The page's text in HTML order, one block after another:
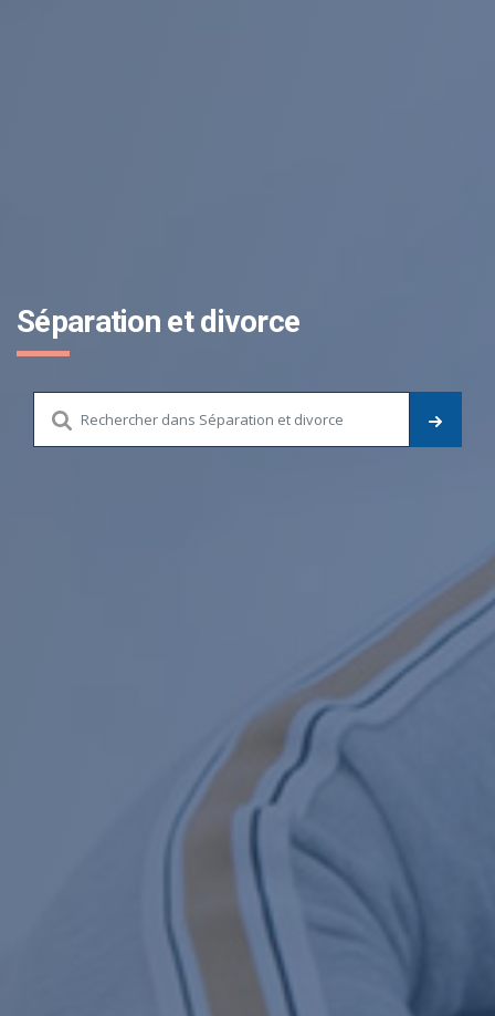
Séparation et divorce
Chercher dans le site